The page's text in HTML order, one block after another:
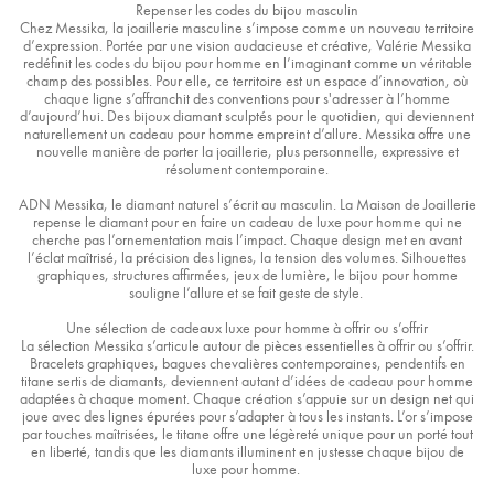
Repenser les codes du bijou masculin
Chez Messika, la joaillerie masculine s’impose comme un nouveau territoire
d’expression. Portée par une vision audacieuse et créative, Valérie Messika
redéfinit les codes du bijou pour homme en l’imaginant comme un véritable
champ des possibles. Pour elle, ce territoire est un espace d’innovation, où
chaque ligne s’affranchit des conventions pour s'adresser à l’homme
d’aujourd’hui. Des bijoux diamant sculptés pour le quotidien, qui deviennent
naturellement un cadeau pour homme empreint d’allure. Messika offre une
nouvelle manière de porter la joaillerie, plus personnelle, expressive et
résolument contemporaine.
ADN Messika, le diamant naturel s’écrit au masculin. La Maison de Joaillerie
repense le diamant pour en faire un cadeau de luxe pour homme qui ne
cherche pas l’ornementation mais l’impact. Chaque design met en avant
l’éclat maîtrisé, la précision des lignes, la tension des volumes. Silhouettes
graphiques, structures affirmées, jeux de lumière, le bijou pour homme
souligne l’allure et se fait geste de style.
Une sélection de cadeaux luxe pour homme à offrir ou s’offrir
La sélection Messika s’articule autour de pièces essentielles à offrir ou s’offrir.
Bracelets graphiques, bagues chevalières contemporaines, pendentifs en
titane sertis de diamants, deviennent autant d’idées de cadeau pour homme
adaptées à chaque moment. Chaque création s’appuie sur un design net qui
joue avec des lignes épurées pour s’adapter à tous les instants. L’or s’impose
par touches maîtrisées, le titane offre une légèreté unique pour un porté tout
en liberté, tandis que les diamants illuminent en justesse chaque bijou de
luxe pour homme.